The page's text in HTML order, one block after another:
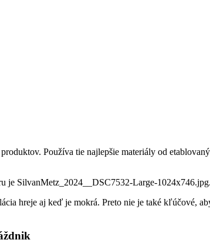
Používa tie najlepšie materiály od
hreje aj keď je mokrá. Preto nie je také kľúčové,